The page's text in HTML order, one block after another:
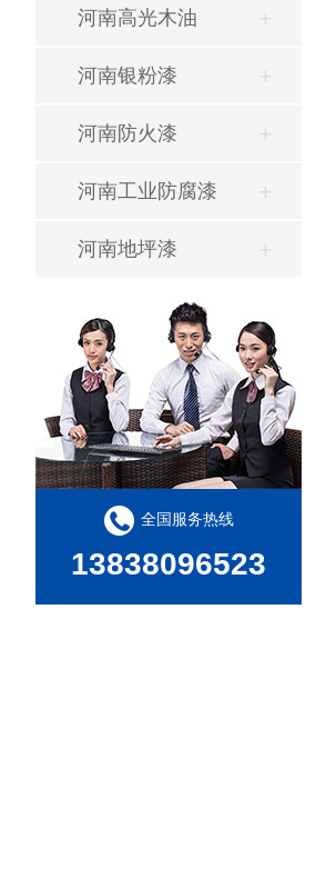
河南高光木油
河南银粉漆
河南防火漆
河南工业防腐漆
河南地坪漆
全国服务热线
13838096523